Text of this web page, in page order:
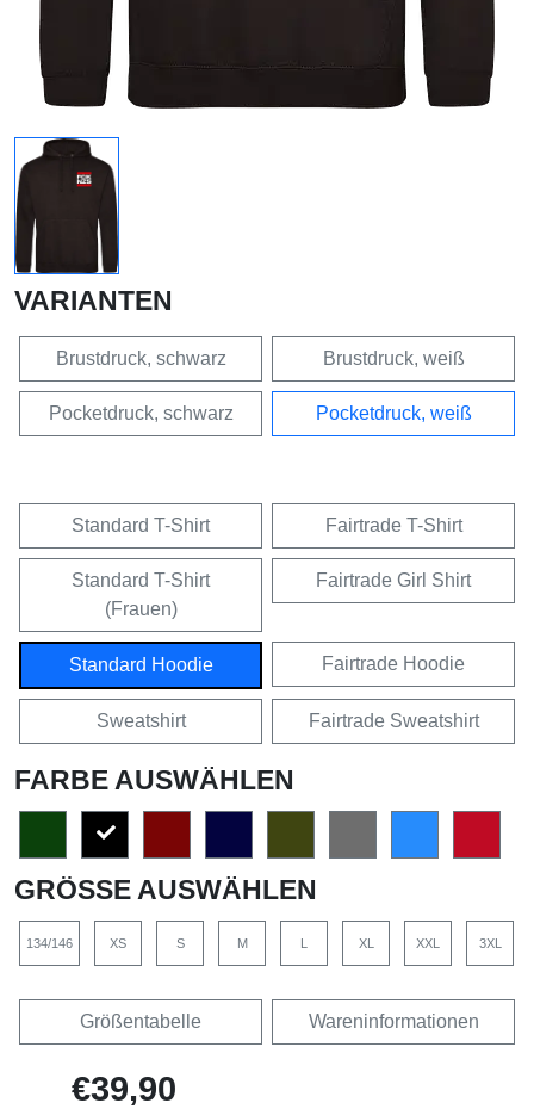
VARIANTEN
Brustdruck, schwarz Brustdruck, weiß
Pocketdruck, schwarz Pocketdruck, weiß
Standard T-Shirt Fairtrade T-Shirt
Standard T-Shirt
(Frauen)
Fairtrade Girl Shirt
Standard Hoodie Fairtrade Hoodie
Sweatshirt Fairtrade Sweatshirt
FARBE AUSWÄHLEN
GRÖSSE AUSWÄHLEN
134/146 XS S M L XL XXL 3XL
Größentabelle Wareninformationen
€39,90